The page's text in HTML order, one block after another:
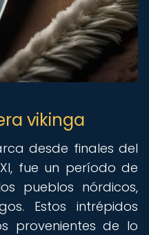
vikinga
desde finales del
fue un período de
pueblos nórdicos,
Estos intrépidos
provenientes de lo